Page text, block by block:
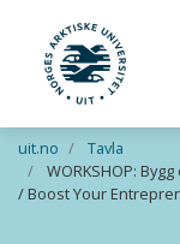
Gå til hovedinnhold
UiT Norges
uit.no
Tavla
WORKSHOP:
/ Boost Your